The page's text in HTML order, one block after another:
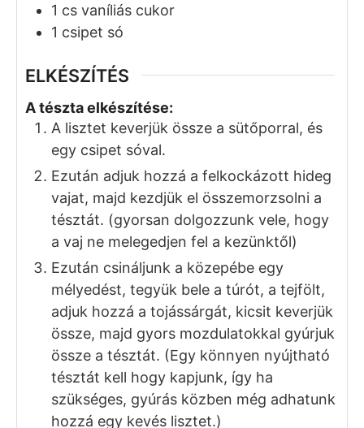
1 cs vaníliás cukor
1 csipet só
ELKÉSZÍTÉS
A tészta elkészítése:
A lisztet keverjük össze a sütőporral, és
egy csipet sóval.
Ezután adjuk hozzá a felkockázott hideg
vajat, majd kezdjük el összemorzsolni a
tésztát. (gyorsan dolgozzunk vele, hogy
a vaj ne melegedjen fel a kezünktől)
Ezután csináljunk a közepébe egy
mélyedést, tegyük bele a túrót, a tejfölt,
adjuk hozzá a tojássárgát, kicsit keverjük
össze, majd gyors mozdulatokkal gyúrjuk
össze a tésztát. (Egy könnyen nyújtható
tésztát kell hogy kapjunk, így ha
szükséges, gyúrás közben még adhatunk
hozzá egy kevés lisztet.)